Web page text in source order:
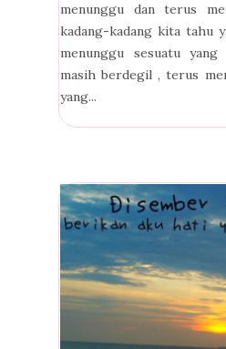
menunggu dan terus
kadang-kadang kita tahu
menunggu sesuatu
masih berdegil , terus
yang...